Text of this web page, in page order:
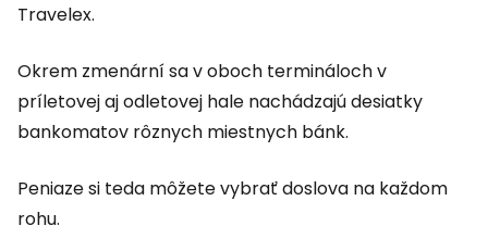
Travelex.
Okrem zmenární sa v oboch termináloch v
príletovej aj odletovej hale nachádzajú desiatky
bankomatov rôznych miestnych bánk.
Peniaze si teda môžete vybrať doslova na každom
rohu.